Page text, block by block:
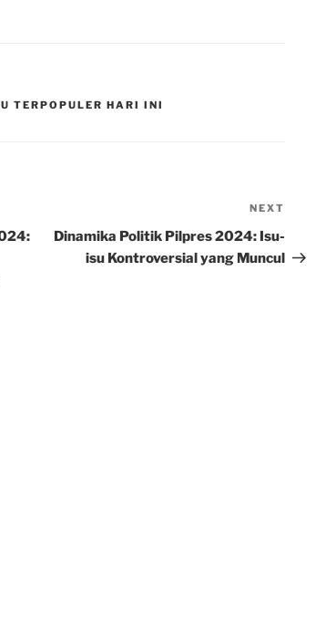
TERPOPULER HARI INI
NEXT
Dinamika Politik Pilpres 2024: Isu-
isu Kontroversial yang Muncul